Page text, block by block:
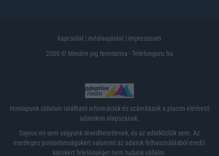
kapcsolat | médiaajánlat | impresszum
2000 © Minden jog fenntartva - Telefonguru.hu
Honlapunk oldalain található információk és számítások a piacon elérhető
adatokon alapszanak.
Sajnos mi sem vagyunk tévedhetetlenek, és az adatközlők sem. Az
esetleges pontatlanságokért valamint az adatok felhasználásból eredő
károkért felelősséget nem tudunk vállalni.